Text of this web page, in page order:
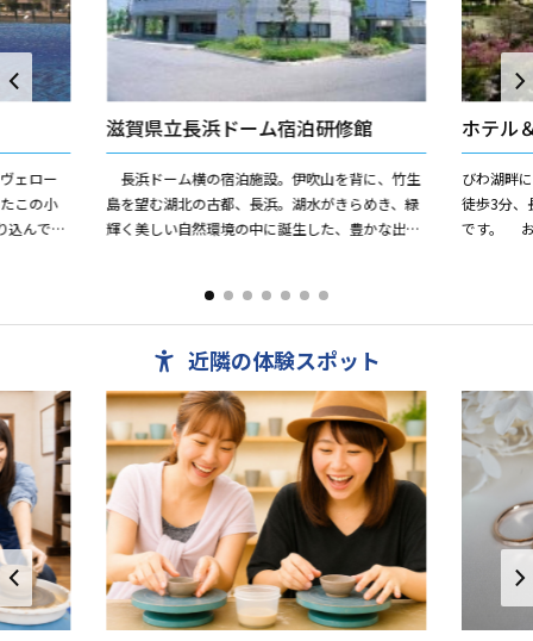
ェロー
この小
込んでい
滋賀県立長浜ドーム宿泊研修館
長浜ドーム横の宿泊施設。伊吹山を背に、竹生
島を望む湖北の古都、長浜。湖水がきらめき、緑
輝く美しい自然環境の中に誕生した、豊かな出会
ホテル
びわ湖畔
徒歩3分、
です。 お
近隣の体験スポット